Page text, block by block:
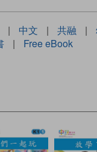
| 中文 | 共融 |
| Free eBook